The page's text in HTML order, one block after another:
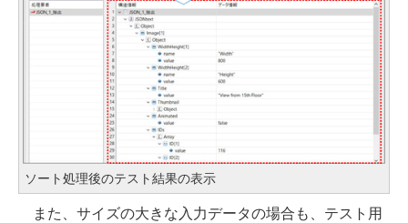
ソート処理後のテスト結果の表示
また、サイズの大きな入力データの場合も、テスト用